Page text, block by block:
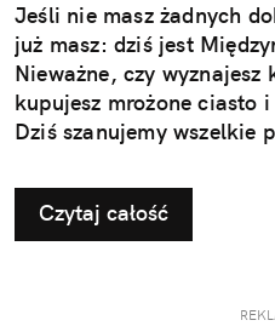
Jeśli nie masz żadnych
już masz: dziś jest
Nieważne, czy
kupujesz mrożone ciasto
Dziś szanujemy wszelkie
Czytaj całość